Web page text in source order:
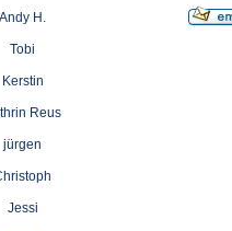
Andy H.
Tobi
Kerstin
Reus
jürgen
Jessi